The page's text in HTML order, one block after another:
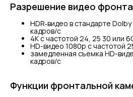
Разрешение видео
HDR‑видео в стандарте
кадров/с
4K с частотой 24, 25 30 или
HD-видео 1080p с частотой
замедленная съемка HD-
кадров/с
Функции фронтальной